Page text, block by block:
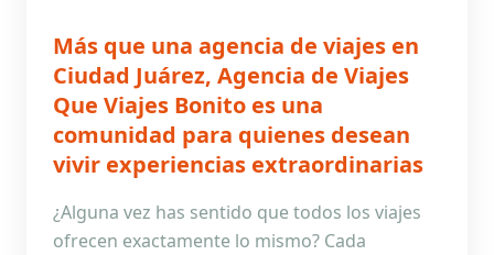
Más que una agencia de viajes en
Ciudad Juárez, Agencia de Viajes
Que Viajes Bonito es una
comunidad para quienes desean
vivir experiencias extraordinarias
¿Alguna vez has sentido que todos los viajes
ofrecen exactamente lo mismo? Cada